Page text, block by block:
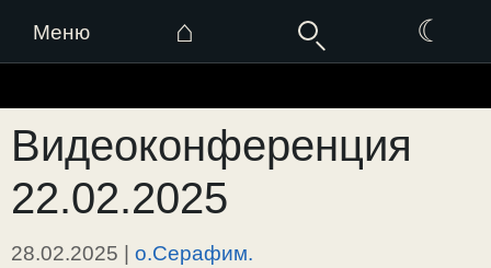
Меню ⌂ ☾
к
содержимому
Видеоконференция
22.02.2025
28.02.2025 | о.Серафим.